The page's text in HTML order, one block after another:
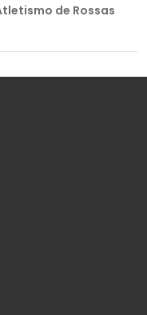
de Rossas